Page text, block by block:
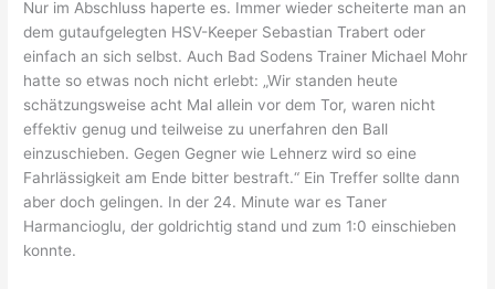
Nur im Abschluss haperte es. Immer wieder scheiterte man an
dem gutaufgelegten HSV-Keeper Sebastian Trabert oder
einfach an sich selbst. Auch Bad Sodens Trainer Michael Mohr
hatte so etwas noch nicht erlebt: „Wir standen heute
schätzungsweise acht Mal allein vor dem Tor, waren nicht
effektiv genug und teilweise zu unerfahren den Ball
einzuschieben. Gegen Gegner wie Lehnerz wird so eine
Fahrlässigkeit am Ende bitter bestraft.“ Ein Treffer sollte dann
aber doch gelingen. In der 24. Minute war es Taner
Harmancioglu, der goldrichtig stand und zum 1:0 einschieben
konnte.